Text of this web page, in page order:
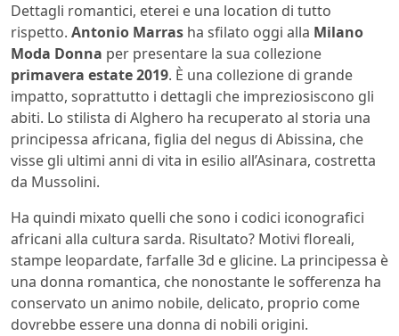
Dettagli romantici, eterei e una location di tutto
rispetto. Antonio Marras ha sfilato oggi alla Milano
Moda Donna per presentare la sua collezione
primavera estate 2019. È una collezione di grande
impatto, soprattutto i dettagli che impreziosiscono gli
abiti. Lo stilista di Alghero ha recuperato al storia una
principessa africana, figlia del negus di Abissina, che
visse gli ultimi anni di vita in esilio all’Asinara, costretta
da Mussolini.
Ha quindi mixato quelli che sono i codici iconografici
africani alla cultura sarda. Risultato? Motivi floreali,
stampe leopardate, farfalle 3d e glicine. La principessa è
una donna romantica, che nonostante le sofferenza ha
conservato un animo nobile, delicato, proprio come
dovrebbe essere una donna di nobili origini.